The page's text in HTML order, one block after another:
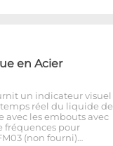
en Acier
un indicateur visuel
réel du liquide de
avec les embouts avec
fréquences pour
(non fourni)…